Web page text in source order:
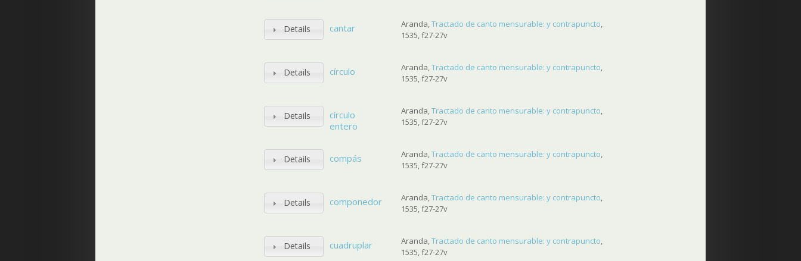
Details cantar Aranda,Tractado de canto mensurable: y contrapuncto,
1535, f27-27v
Details círculo Aranda,Tractado de canto mensurable: y contrapuncto,
1535, f27-27v
Details
círculo
entero
Aranda,Tractado de canto mensurable: y contrapuncto,
1535, f27-27v
Details compás Aranda,Tractado de canto mensurable: y contrapuncto,
1535, f27-27v
Details componedor Aranda,Tractado de canto mensurable: y contrapuncto,
1535, f27-27v
Details cuadruplar Aranda,Tractado de canto mensurable: y contrapuncto,
1535, f27-27v